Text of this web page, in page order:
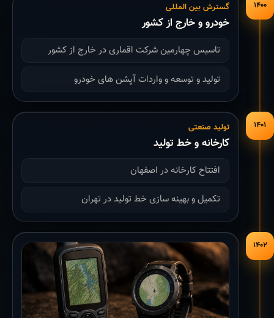
۱۴۰۰ گسترش بین المللی
خودرو و خارج از کشور
تاسیس چهارمین شرکت اقماری در خارج از کشور
تولید و توسعه و واردات آپشن های خودرو
۱۴۰۱ تولید صنعتی
کارخانه و خط تولید
افتتاح کارخانه در اصفهان
تکمیل و بهینه سازی خط تولید در تهران
۱۴۰۲